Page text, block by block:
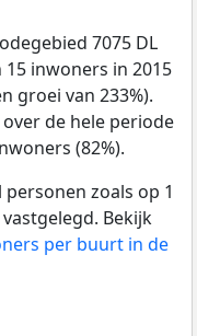
7075 DL
inwoners in 2015
groei van 233%).
de hele periode
(82%).
zoals op 1
Bekijk
per buurt in de